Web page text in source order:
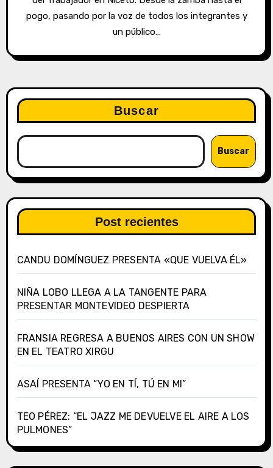
pogo, pasando por la voz de todos los integrantes y
un público…
Buscar
Buscar
Post recientes
CANDU DOMÍNGUEZ PRESENTA «QUE VUELVA ÉL»
NIÑA LOBO LLEGA A LA TANGENTE PARA
PRESENTAR MONTEVIDEO DESPIERTA
FRANSIA REGRESA A BUENOS AIRES CON UN SHOW
EN EL TEATRO XIRGU
ASAÍ PRESENTA “YO EN TÍ, TÚ EN MI”
TEO PÉREZ: “EL JAZZ ME DEVUELVE EL AIRE A LOS
PULMONES”